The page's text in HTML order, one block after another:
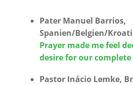
Pater Manuel Barrios,
Spanien/Belgien/
Prayer made me feel
desire for our
Pastor Inácio Lemke,